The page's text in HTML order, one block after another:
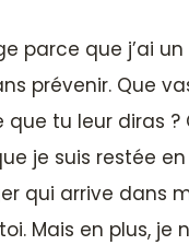
parce que j’ai
prévenir. Que
que tu leur diras
je suis restée
qui arrive dans
Mais en plus,